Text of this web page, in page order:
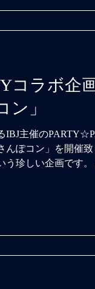
コラボ企
ン」
IBJ主催の
ぽコン」を開催致
う珍しい企画です